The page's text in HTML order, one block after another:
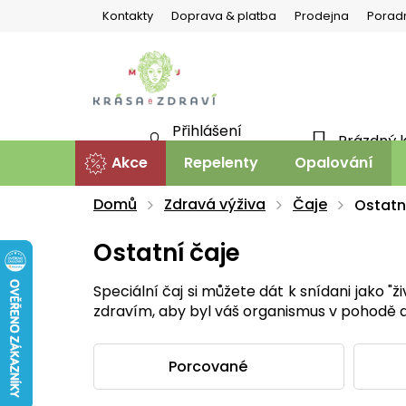
Kontakty Doprava & platba Prodejna
Prázdný
Přihlášení
Akce Repelenty Opalování
Domů
Zdravá výživa Čaje
Ostatní čaje
Speciální čaj si můžete dát k snídani jako
zdravím, aby byl váš organismus v
Porcované